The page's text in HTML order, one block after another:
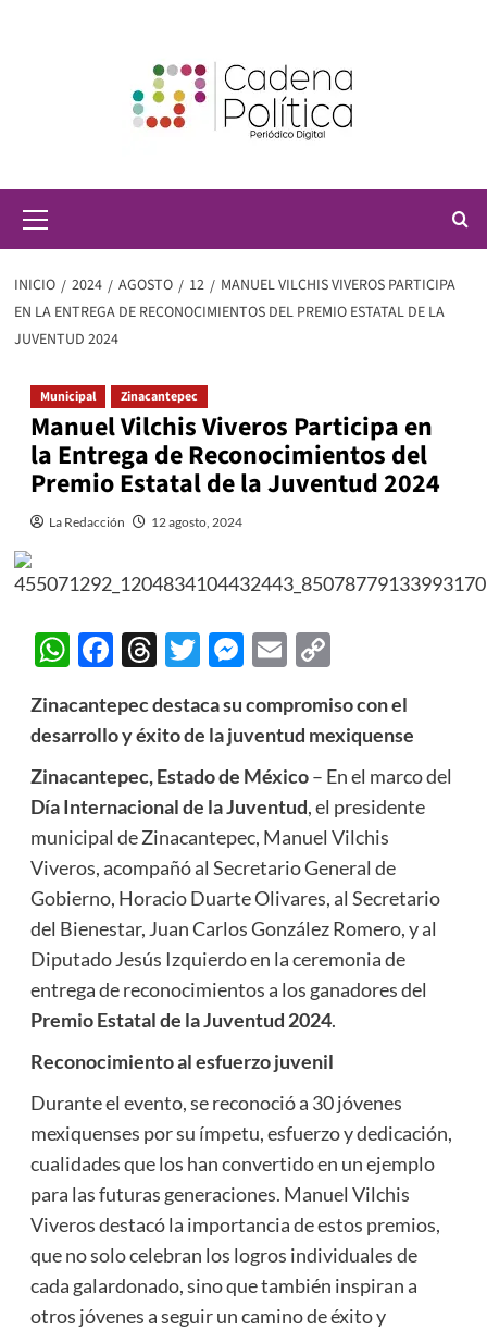
principal
INICIO 2024 AGOSTO 12
MANUEL VILCHIS VIVEROS PARTICIPA
EN LA ENTREGA DE RECONOCIMIENTOS DEL PREMIO ESTATAL DE LA
JUVENTUD 2024
Municipal Zinacantepec
Manuel Vilchis Viveros Participa en
la Entrega de Reconocimientos del
Premio Estatal de la Juventud 2024
La Redacción 12 agosto, 2024
WhatsApp
Facebook
Threads
Twitter
Messenger
EmailCopy
Zinacantepec destaca su compromiso con el
desarrollo y éxito de la juventud mexiquense
Zinacantepec, Estado de México– En el marco del
Día Internacional de la Juventud, el presidente
municipal de Zinacantepec, Manuel Vilchis
Viveros, acompañó al Secretario General de
Gobierno, Horacio Duarte Olivares, al Secretario
del Bienestar, Juan Carlos González Romero, y al
Diputado Jesús Izquierdo en la ceremonia de
entrega de reconocimientos a los ganadores del
Premio Estatal de la Juventud 2024.
Reconocimiento al esfuerzo juvenil
Durante el evento, se reconoció a 30 jóvenes
mexiquenses por su ímpetu, esfuerzo y dedicación,
cualidades que los han convertido en un ejemplo
para las futuras generaciones. Manuel Vilchis
Viveros destacó la importancia de estos premios,
que no solo celebran los logros individuales de
cada galardonado, sino que también inspiran a
otros jóvenes a seguir un camino de éxito y